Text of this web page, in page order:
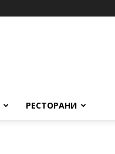
РЕСТОРАНИ